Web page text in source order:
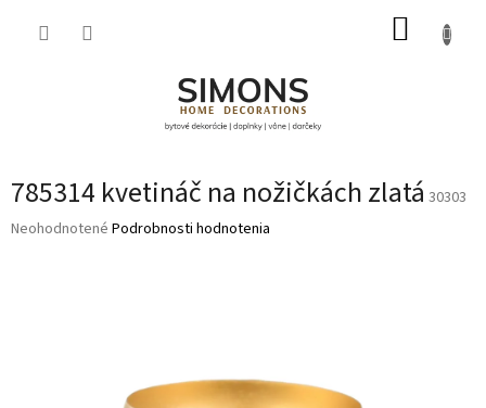
785314 kvetináč na nožičkách zlatá 30303
Priemerné
Neohodnotené Podrobnosti hodnotenia